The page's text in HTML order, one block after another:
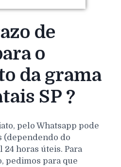
de
o
da grama
SP ?
pelo Whatsapp pode
(dependendo do
horas úteis. Para
pedimos para que